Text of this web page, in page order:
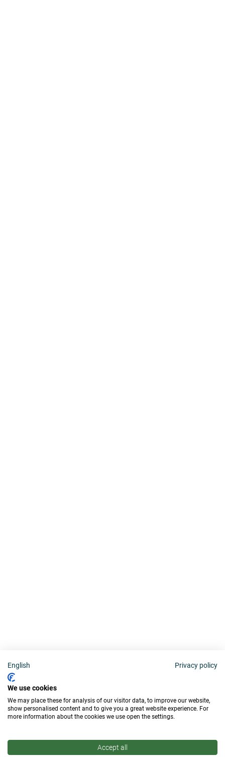
English Privacy policy
We use cookies
We may place these for analysis of our visitor data, to improve our website,
show personalised content and to give you a great website experience. For
more information about the cookies we use open the settings.
Accept all